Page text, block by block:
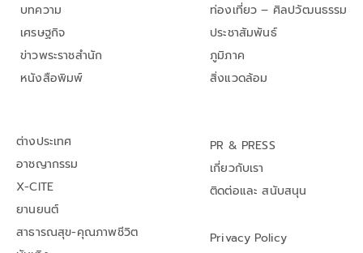
บทความ
เศรษฐกิจ
ข่าวพระราชสำนัก
หนังสือพิมพ์
ท่องเที่ยว – ศิลปวัฒนธรรม
ประชาสัมพันธ์
ภูมิภาค
สิ่งแวดล้อม
ต่างประเทศ
อาชญากรรม
X-CITE
ยานยนต์
สาธารณสุข-คุณภาพชีวิต
PR & PRESS
เกี่ยวกับเรา
ติดต่อและ สนับสนุน
Privacy Policy